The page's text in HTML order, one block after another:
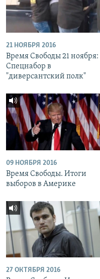
21 НОЯБРЯ 2016
Время Свободы 21 ноября:
Спецнабор в
"диверсантский полк"
09 НОЯБРЯ 2016
Время Свободы. Итоги
выборов в Америке
27 ОКТЯБРЯ 2016